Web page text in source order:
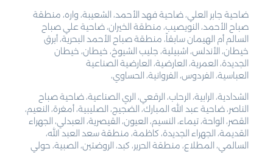
ضاحية جابر العلي، ضاحية فهد الأحمد، الشعيبة، واره، منطقة
صباح الأحمد، النويصيب، منطقة الخيران، ضاحية علي صباح
السالم أم الهيمان سابقاً، منطقة صباح الأحمد البحرية، أبرق
خيطان، الأندلس، اشبيلية، جليب الشيوخ، خيطان، خيطان
الجديدة، العمرية، العارضية، العارضية الصناعية
العباسية، الفردوس، الفروانية، الحساوي،
الشدادية، الرابية، الرحاب، الرقعي، الري الصناعية، ضاحية صباح
الناصر، ضاحية عبد الله المبارك، الضجيج، الصليبية، أمغرة، النعيم،
القصر، الواحة، تيماء، النسيم، العيون، القيصرية، العبدلي، الجهراء
القديمة، الجهراء الجديدة، كاظمة، منطقة سعد العبد الله،
السالمي، المطلاع، منطقة الحرير، كبد، الروضتين، الصبية، حولي